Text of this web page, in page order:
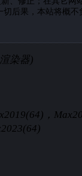
后果，本站将概
染器)
，